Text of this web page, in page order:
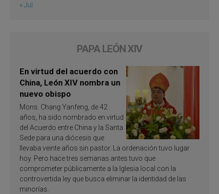
« Jul
PAPA LEÓN XIV
En virtud del acuerdo con
China, León XIV nombra un
nuevo obispo
Mons. Chang Yanfeng, de 42
años, ha sido nombrado en virtud
del Acuerdo entre China y la Santa
Sede para una diócesis que
llevaba veinte años sin pastor. La ordenación tuvo lugar
hoy. Pero hace tres semanas antes tuvo que
comprometer públicamente a la Iglesia local con la
controvertida ley que busca eliminar la identidad de las
minorías.